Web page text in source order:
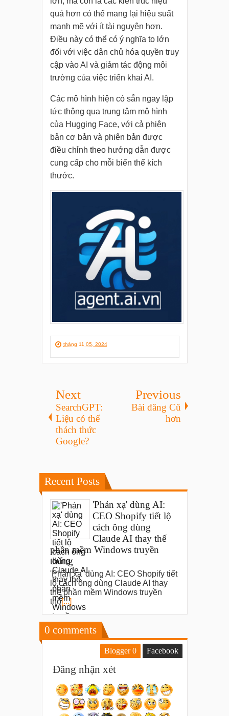
quả hơn có thể mang lại hiệu suất
mạnh mẽ với ít tài nguyên hơn.
Điều này có thể có ý nghĩa to lớn
đối với việc dân chủ hóa quyền truy
cập vào AI và giảm tác động môi
trường của việc triển khai AI.
Các mô hình hiện có sẵn ngay lập
tức thông qua trung tâm mô hình
của Hugging Face, với cả phiên
bản cơ bản và phiên bản được
điều chỉnh theo hướng dẫn được
cung cấp cho mỗi biến thể kích
thước.
tháng 11 05, 2024
Next
SearchGPT:
Liệu có thể
thách thức
Google?
Previous
Bài đăng Cũ
hơn
Recent Posts
'Phản xạ' dùng AI:
CEO Shopify tiết lộ
cách ông dùng
Claude AI thay thế
phần mềm Windows truyền
thống
'Phản xạ' dùng AI: CEO Shopify tiết
lộ cách ông dùng Claude AI thay
thế phần mềm Windows truyền
thố[...]
0 comments
Blogger0 Facebook
Đăng nhận xét